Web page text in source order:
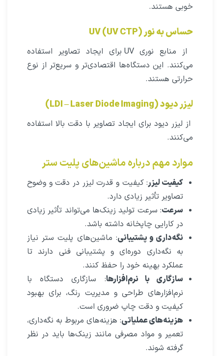
خوبی هستند.
حساس به نور UV (UV CTP)
از منابع نوری UV برای ایجاد تصاویر استفاده
می‌کنند. این دستگاه‌ها اقتصادی‌تر و سریع‌تر از نوع
حرارتی هستند.
لیزر دیود (LDI – Laser Diode Imaging)
از لیزر دیود برای ایجاد تصاویر با دقت بالا استفاده
می‌کنند.
موارد مهم درباره ماشین‌های پلیت ستر
کیفیت لیزر: کیفیت و قدرت لیزر در دقت و وضوح
تصاویر تأثیر زیادی دارد.
سرعت: سرعت تولید زینک‌ها می‌تواند تأثیر زیادی
در کارایی چاپخانه داشته باشد.
نگه‌داری و پشتیبانی: ماشین‌های پلیت ستر نیاز
به نگه‌داری دوره‌ای و پشتیبانی فنی دارند تا
عملکرد بهینه خود را حفظ کنند.
سازگاری با نرم‌افزارها: سازگاری دستگاه با
نرم‌افزارهای طراحی و مدیریت رنگ، برای بهبود
کیفیت و دقت چاپ ضروری است.
هزینه‌های عملیاتی: هزینه‌های مربوط به نگه‌داری،
تعمیر و مواد مصرفی مانند زینک‌ها باید در نظر
گرفته شوند.